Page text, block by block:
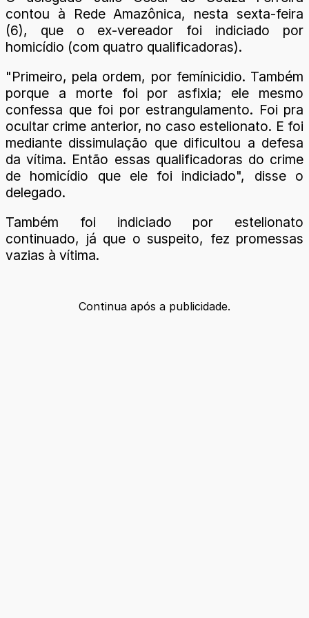
contou à Rede Amazônica, nesta sexta-feira
(6), que o ex-vereador foi indiciado por
homicídio (com quatro qualificadoras).
"Primeiro, pela ordem, por femínicidio. Também
porque a morte foi por asfixia; ele mesmo
confessa que foi por estrangulamento. Foi pra
ocultar crime anterior, no caso estelionato. E foi
mediante dissimulação que dificultou a defesa
da vítima. Então essas qualificadoras do crime
de homicídio que ele foi indiciado", disse o
delegado.
Também foi indiciado por estelionato
continuado, já que o suspeito, fez promessas
vazias à vítima.
Continua após a publicidade.